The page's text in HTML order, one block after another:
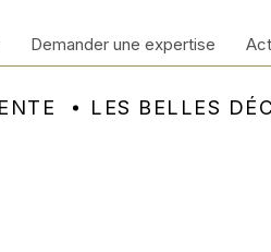
LES BELLES
Demander une expertise